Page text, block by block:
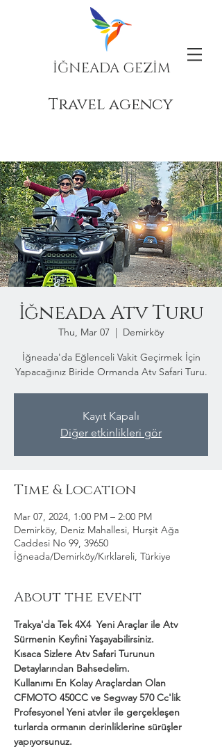
İĞNEADA GEZİM
Travel agency
İğneada Atv Turu
Thu, Mar 07
  |
Demirköy
İğneada'da Eğlenceli Vakit Geçirmek İçin
Yapacağınız Biride Ormanda Atv Safari Turu.
Kayıt Kapalı
Diğer etkinlikleri gör
Time & Location
Mar 07, 2024, 1:00 PM – 2:00 PM
Demirköy, Deniz Mahallesi, Hurşit Ağa
Caddesi No 99, 39650
İğneada/Demirköy/Kırklareli, Türkiye
About the event
Trakya'da Tek 4X4  Yeni Araçlar ile Atv
Sürmenin Keyfini Yaşayabilirsiniz.
Kısaca Sizlere Atv Safari Turunun
Detaylarından Bahsedelim.
Kullanımı En Kolay Araçlardan Olan
CFMOTO 450CC ve Segway 570 Cc'lik
Profesyonel Yeni atvler ile gerçekleşen
turlarda ormanın derinliklerine sürüşler
yapıyorsunuz.